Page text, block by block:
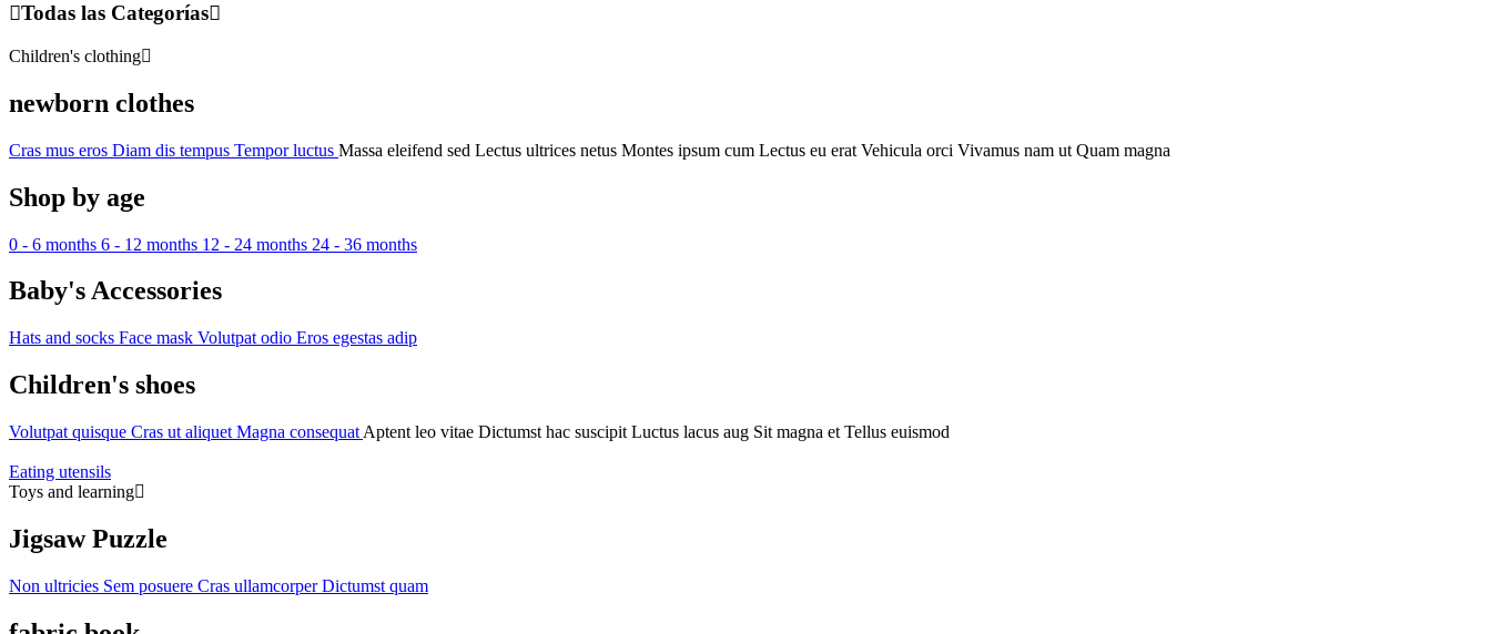
Todas las Categorías
Children's clothing
newborn clothes
Cras mus eros Diam dis tempus Tempor luctus Massa eleifend sed Lectus ultrices netus Montes ipsum cum Lectus eu erat Vehicula orci Vivamus nam ut Quam magna
Shop by age
0 - 6 months 6 - 12 months 12 - 24 months 24 - 36 months
Baby's Accessories
Hats and socks Face mask Volutpat odio Eros egestas adip
Children's shoes
Volutpat quisque Cras ut aliquet Magna consequat Aptent leo vitae Dictumst hac suscipit Luctus lacus aug Sit magna et Tellus euismod
Eating utensils
Toys and learning
Jigsaw Puzzle
Non ultricies Sem posuere Cras ullamcorper Dictumst quam